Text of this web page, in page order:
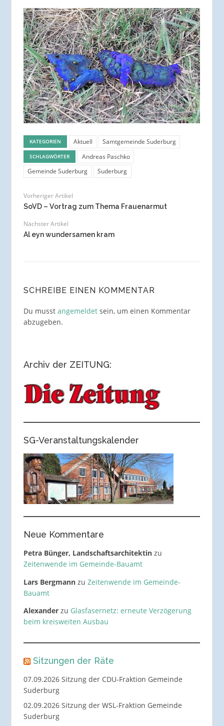
KATEGORIEN Aktuell Samtgemeinde Suderburg
SCHLAGWÖRTER
Andreas Paschko
Gemeinde Suderburg
Suderburg
Vorheriger Artikel
SoVD – Vortrag zum Thema Frauenarmut
Nächster Artikel
Al eyn wundersamen kram
SCHREIBE EINEN KOMMENTAR
Du musst angemeldetsein, um einen Kommentar
abzugeben.
Archiv der ZEITUNG:
SG-Veranstaltungskalender
Neue Kommentare
Petra Bünger, Landschaftsarchitektinzu
Zeitenwende im Gemeinde-Bauamt
Lars Bergmannzu Zeitenwende im Gemeinde-
Bauamt
Alexanderzu Glasfasernetz: erneute Verzögerung
beim kreisweiten Ausbau
Sitzungen der Räte
07.09.2026 Sitzung der CDU-Fraktion Gemeinde
Suderburg
02.09.2026 Sitzung der WSL-Fraktion Gemeinde
Suderburg